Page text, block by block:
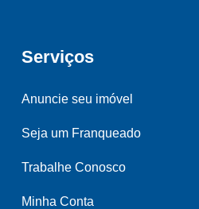
Serviços
Anuncie seu imóvel
Seja um Franqueado
Trabalhe Conosco
Minha Conta